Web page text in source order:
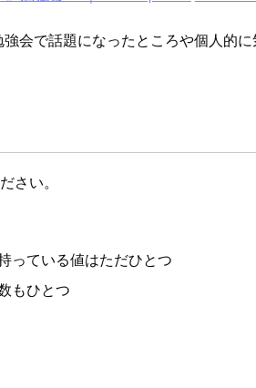
会で話題になったところや個人的に
さい。
っている値はただひとつ
もひとつ